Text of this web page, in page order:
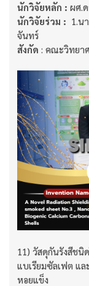
นักวิจัยหลัก : ผศ.
นักวิจัยร่วม : 1.น
จันทร์
สังกัด : คณะวิทยา
11) วัสดุกันรังสีช
แบเรียมซัลเฟต แ
หอยแข็ง